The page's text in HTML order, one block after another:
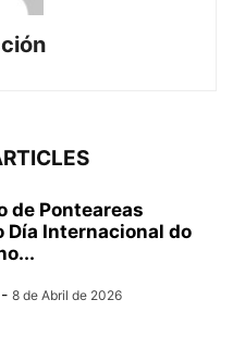
de Ponteareas
Día Internacional do
- 8 de Abril de 2026